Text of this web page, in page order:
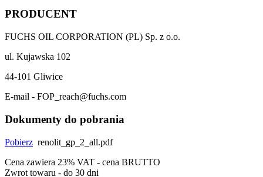
PRODUCENT
FUCHS OIL CORPORATION (PL) Sp. z o.o.
ul. Kujawska 102
44-101 Gliwice
E-mail - FOP_reach@fuchs.com
Dokumenty do pobrania
Pobierz renolit_gp_2_all.pdf
Cena zawiera 23% VAT - cena BRUTTO
Zwrot towaru - do 30 dni